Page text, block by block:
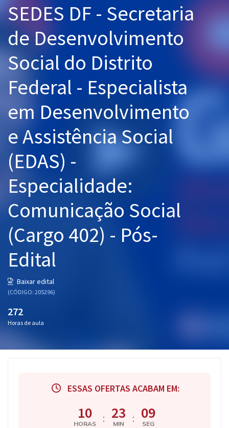
Cursos 20% OFF
Pós
Graduação
OAB
Questões grátis
Conteúdo gratuito
Blog
Aprovados
SEDES DF - Secretaria
de Desenvolvimento
Social do Distrito
Federal - Especialista
em Desenvolvimento
e Assistência Social
(EDAS) -
Especialidade:
Comunicação Social
(Cargo 402) - Pós-
Edital
Baixar edital
(CÓDIGO: 205296)
272
Horas de aula
ESSAS OFERTAS ACABAM EM:
10
HORAS : 23
MIN : 08
SEG